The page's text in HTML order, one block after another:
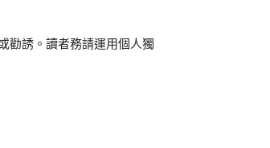
勸誘。讀者務請運用個人獨